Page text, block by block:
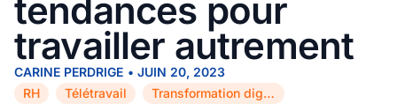
tendances pour
travailler autrement
CARINE PERDRIGE • JUIN 20, 2023
RH
Télétravail Transformation digitale